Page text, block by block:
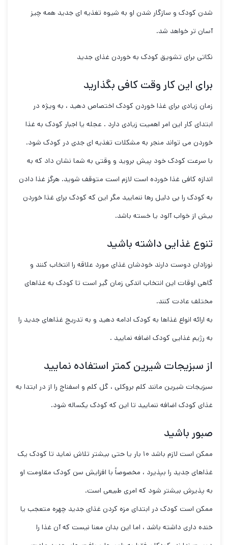
شدن کودک و سازگار شدن او به شیوه تغذیه ای جدید همه چیز
آسان تر خواهد شد.
نکاتی برای تشویق کودک به خوردن غذای جدید
برای این کار وقت کافی بگذارید
زمان زیادی برای غذا خوردن کودک اختصاص دهید ، به ویژه در
ابتدای کار این امر اهمیت زیادی دارد . عجله یا اجبار کودک به غذا
خوردن می تواند منجر به مشکلات تغذیه ای جدی در کودک شود.
با سرعت کودک خود پیش بروید و وقتی به شما نشان داد که به
اندازه کافی غذا خورده است لازم است متوقف شوید. هرگز غذا دادن
به کودک را بی دلیل رها ننمایید مگر این که کودک برای غذا خوردن
بیش از خواب آلود یا خسته باشد.
تنوع غذایی داشته باشید
نوزادان دوست دارند خودشان غذای مورد علاقه را انتخاب کنند و
گاهی اوقات این انتخاب اندکی زمان گیر است تا کودک به غذاهای
مختلف عادت کنند.
به ارائه انواع غذاها به کودک ادامه دهید و به تدریج غذاهای جدید را
به رژیم غذایی کودک اضافه نمایید .
از سبزیجات شیرین کمتر استفاده نمایید
سبزیجات شیرین مانند کلم بروکلی ، گل کلم و اسفناج را از در ابتدا به
غذای کودک اضافه ننمایید تا این که کودک یکساله شود.
صبور باشید
ممکن است لازم باشد ۱۰ بار یا حتی بیشتر تلاش نماید تا کودک یک
غذاهای جدید را بپذیرد ، مخصوصاً با افزایش سن کودک مقاومت او
به پذیرش بیشتر شود که امری طبیعی است.
ممکن است کودک در ابتدای مزه کردن غذای جدید چهره متعجب یا
خنده داری داشته باشد ، اما این بدان معنا نیست که آن غذا را